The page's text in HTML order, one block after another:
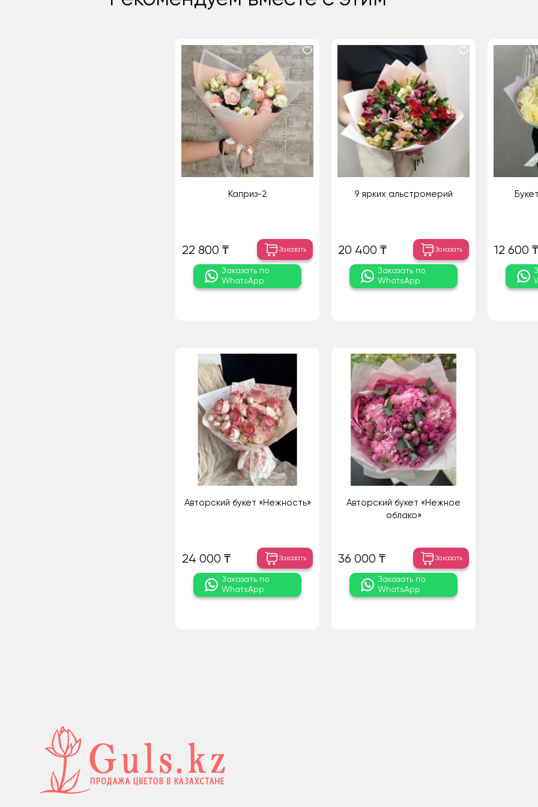
Каприз-2
22 800 ₸ Заказать
Заказать по
WhatsApp
9 ярких альстромерий
20 400 ₸ Заказать
Заказать по
WhatsApp
12 600 ₸
Авторский букет «Нежность»
24 000 ₸ Заказать
Заказать по
WhatsApp
Авторский букет «Нежное
облако»
36 000 ₸ Заказать
Заказать по
WhatsApp